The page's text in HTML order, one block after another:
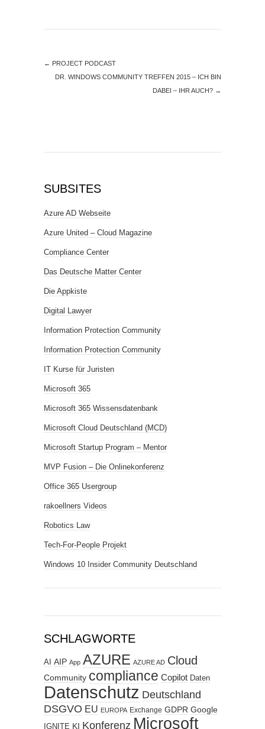
← PROJECT PODCAST
DR. WINDOWS COMMUNITY TREFFEN 2015 – ICH BIN
DABEI – IHR AUCH? →
SUBSITES
Azure AD Webseite
Azure United – Cloud Magazine
Compliance Center
Das Deutsche Matter Center
Die Appkiste
Digital Lawyer
Information Protection Community
Information Protection Community
IT Kurse für Juristen
Microsoft 365
Microsoft 365 Wissensdatenbank
Microsoft Cloud Deutschland (MCD)
Microsoft Startup Program – Mentor
MVP Fusion – Die Onlinekonferenz
Office 365 Usergroup
rakoellners Videos
Robotics Law
Tech-For-People Projekt
Windows 10 Insider Community Deutschland
SCHLAGWORTE
AI AIP App AZURE AZURE AD Cloud
Community compliance Copilot Daten
Datenschutz Deutschland
DSGVO EU EUROPA Exchange GDPR Google
IGNITE KI Konferenz Microsoft